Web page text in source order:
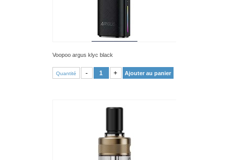
Voopoo argus klyc black
Quantité - + Ajouter au panier